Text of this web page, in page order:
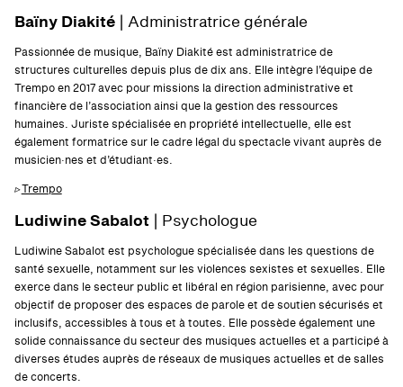
Baïny Diakité | Administratrice générale
Passionnée de musique, Baïny Diakité est administratrice de
structures culturelles depuis plus de dix ans. Elle intègre l’équipe de
Trempo en 2017 avec pour missions la direction administrative et
financière de l’association ainsi que la gestion des ressources
humaines. Juriste spécialisée en propriété intellectuelle, elle est
également formatrice sur le cadre légal du spectacle vivant auprès de
musicien·nes et d’étudiant·es.
▹Trempo
Ludiwine Sabalot | Psychologue
Ludiwine Sabalot est psychologue spécialisée dans les questions de
santé sexuelle, notamment sur les violences sexistes et sexuelles. Elle
exerce dans le secteur public et libéral en région parisienne, avec pour
objectif de proposer des espaces de parole et de soutien sécurisés et
inclusifs, accessibles à tous et à toutes. Elle possède également une
solide connaissance du secteur des musiques actuelles et a participé à
diverses études auprès de réseaux de musiques actuelles et de salles
de concerts.